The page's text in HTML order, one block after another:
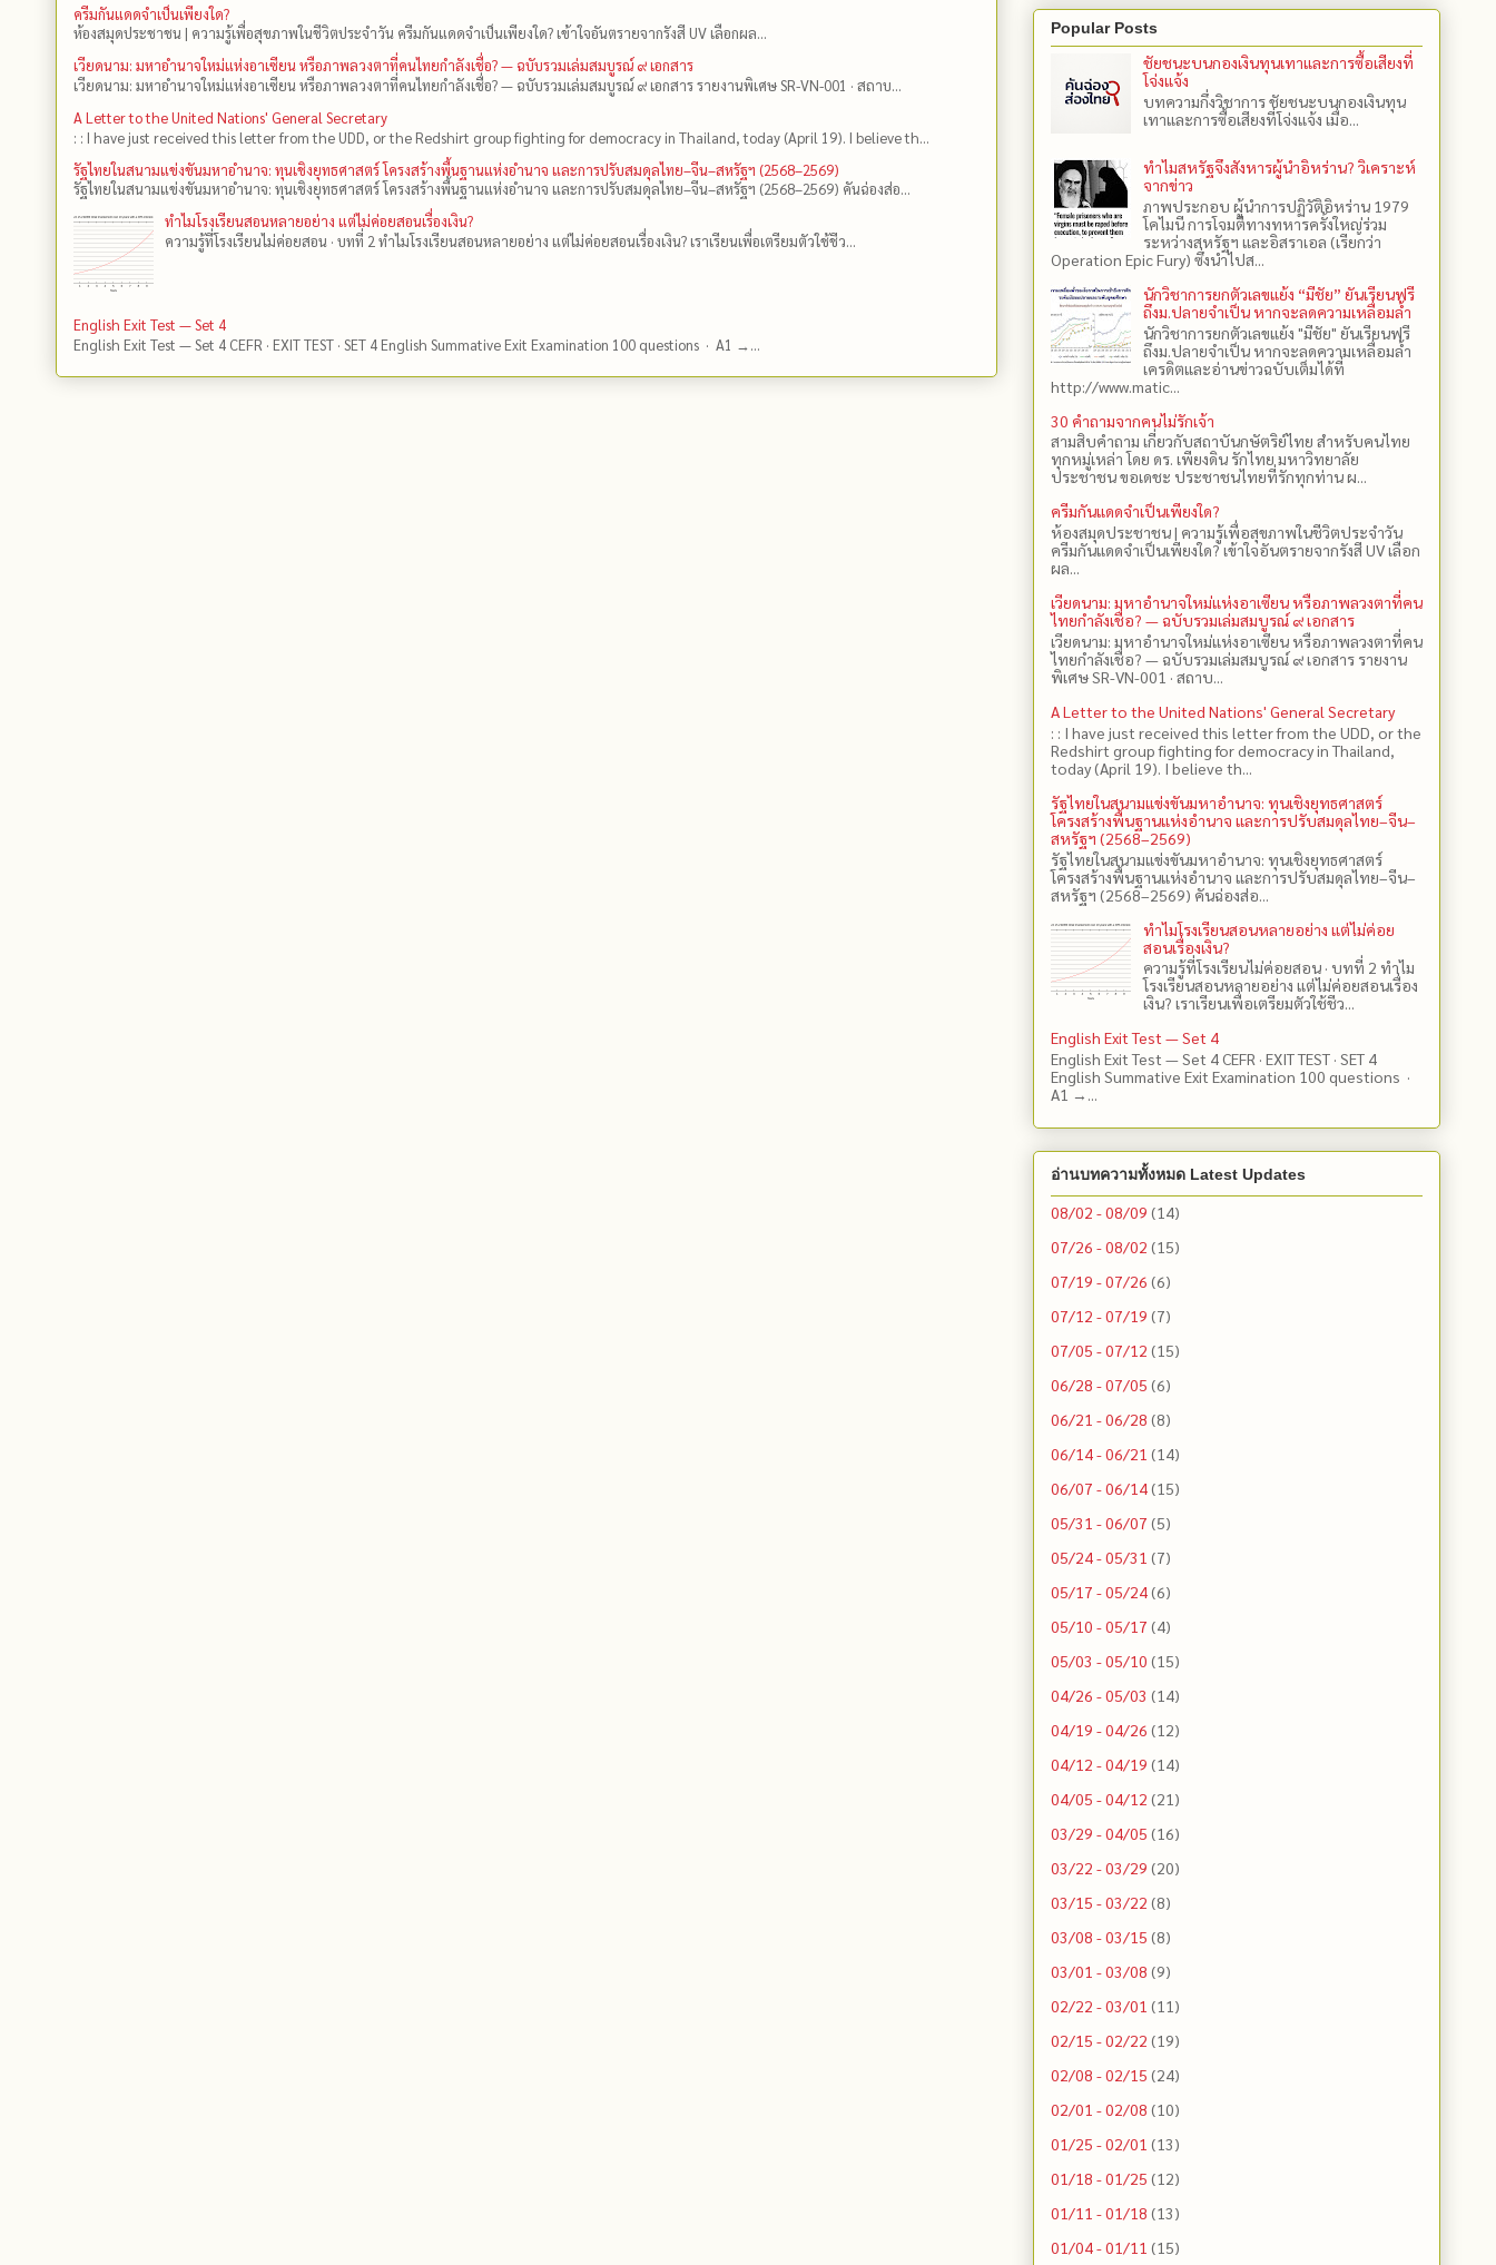
ครีมกันแดดจำเป็นเพียงใด?
ห้องสมุดประชาชน | ความรู้เพื่อสุขภาพในชีวิตประจำวัน ครีมกันแดดจำเป็นเพียงใด? เข้าใจอันตรายจากรังสี UV เลือกผล...
เวียดนาม: มหาอำนาจใหม่แห่งอาเซียน หรือภาพลวงตาที่คนไทยกำลังเชื่อ? — ฉบับรวมเล่มสมบูรณ์ ๙ เอกสาร
เวียดนาม: มหาอำนาจใหม่แห่งอาเซียน หรือภาพลวงตาที่คนไทยกำลังเชื่อ? — ฉบับรวมเล่มสมบูรณ์ ๙ เอกสาร รายงานพิเศษ SR-VN-001 · สถาบ...
A Letter to the United Nations' General Secretary
: : I have just received this letter from the UDD, or the Redshirt group fighting for democracy in Thailand, today (April 19). I believe th...
รัฐไทยในสนามแข่งขันมหาอำนาจ: ทุนเชิงยุทธศาสตร์ โครงสร้างพื้นฐานแห่งอำนาจ และการปรับสมดุลไทย–จีน–สหรัฐฯ (2568–2569)
รัฐไทยในสนามแข่งขันมหาอำนาจ: ทุนเชิงยุทธศาสตร์ โครงสร้างพื้นฐานแห่งอำนาจ และการปรับสมดุลไทย–จีน–สหรัฐฯ (2568–2569) คันฉ่องส่อ...
ทำไมโรงเรียนสอนหลายอย่าง แต่ไม่ค่อยสอนเรื่องเงิน?
ความรู้ที่โรงเรียนไม่ค่อยสอน · บทที่ 2 ทำไมโรงเรียนสอนหลายอย่าง แต่ไม่ค่อยสอนเรื่องเงิน? เราเรียนเพื่อเตรียมตัวใช้ชีว...
English Exit Test — Set 4
English Exit Test — Set 4 CEFR · EXIT TEST · SET 4 English Summative Exit Examination 100 questions · A1 →...
Popular Posts
ชัยชนะบนกองเงินทุนเทาและการซื้อเสียงที่
โจ่งแจ้ง
บทความกึ่งวิชาการ ชัยชนะบนกองเงินทุน
เทาและการซื้อเสียงที่โจ่งแจ้ง เมื่อ...
ทำไมสหรัฐจึงสังหารผู้นำอิหร่าน? วิเคราะห์
จากข่าว
ภาพประกอบ ผู้นำการปฏิวัติอิหร่าน 1979
โคไมนี การโจมตีทางทหารครั้งใหญ่ร่วม
ระหว่างสหรัฐฯ และอิสราเอล (เรียกว่า
Operation Epic Fury) ซึ่งนำไปส...
นักวิชาการยกตัวเลขแย้ง “มีชัย” ยันเรียนฟรี
ถึงม.ปลายจำเป็น หากจะลดความเหลื่อมล้ำ
นักวิชาการยกตัวเลขแย้ง "มีชัย" ยันเรียนฟรี
ถึงม.ปลายจำเป็น หากจะลดความเหลื่อมล้ำ
เครดิตและอ่านข่าวฉบับเต็มได้ที่
http://www.matic...
30 คำถามจากคนไม่รักเจ้า
สามสิบคำถาม เกี่ยวกับสถาบันกษัตริย์ไทย สำหรับคนไทย
ทุกหมู่เหล่า โดย ดร.​ เพียงดิน รักไทย มหาวิทยาลัย
ประชาชน ขอเดชะ ประชาชนไทยที่รักทุกท่าน ผ...
ครีมกันแดดจำเป็นเพียงใด?
ห้องสมุดประชาชน | ความรู้เพื่อสุขภาพในชีวิตประจำวัน
ครีมกันแดดจำเป็นเพียงใด? เข้าใจอันตรายจากรังสี UV เลือก
ผล...
เวียดนาม: มหาอำนาจใหม่แห่งอาเซียน หรือภาพลวงตาที่คน
ไทยกำลังเชื่อ? — ฉบับรวมเล่มสมบูรณ์ ๙ เอกสาร
เวียดนาม: มหาอำนาจใหม่แห่งอาเซียน หรือภาพลวงตาที่คน
ไทยกำลังเชื่อ? — ฉบับรวมเล่มสมบูรณ์ ๙ เอกสาร รายงาน
พิเศษ SR-VN-001 · สถาบ...
A Letter to the United Nations' General Secretary
: : I have just received this letter from the UDD, or the
Redshirt group fighting for democracy in Thailand,
today (April 19). I believe th...
รัฐไทยในสนามแข่งขันมหาอำนาจ: ทุนเชิงยุทธศาสตร์
โครงสร้างพื้นฐานแห่งอำนาจ และการปรับสมดุลไทย–จีน–
สหรัฐฯ (2568–2569)
รัฐไทยในสนามแข่งขันมหาอำนาจ: ทุนเชิงยุทธศาสตร์
โครงสร้างพื้นฐานแห่งอำนาจ และการปรับสมดุลไทย–จีน–
สหรัฐฯ (2568–2569) คันฉ่องส่อ...
ทำไมโรงเรียนสอนหลายอย่าง แต่ไม่ค่อย
สอนเรื่องเงิน?
ความรู้ที่โรงเรียนไม่ค่อยสอน · บทที่ 2 ทำไม
โรงเรียนสอนหลายอย่าง แต่ไม่ค่อยสอนเรื่อง
เงิน? เราเรียนเพื่อเตรียมตัวใช้ชีว...
English Exit Test — Set 4
English Exit Test — Set 4 CEFR · EXIT TEST · SET 4
English Summative Exit Examination 100 questions ·
A1 →...
อ่านบทความทั้งหมด Latest Updates
08/02 - 08/09 (14)
07/26 - 08/02 (15)
07/19 - 07/26 (6)
07/12 - 07/19 (7)
07/05 - 07/12 (15)
06/28 - 07/05 (6)
06/21 - 06/28 (8)
06/14 - 06/21 (14)
06/07 - 06/14(15)
05/31 - 06/07 (5)
05/24 - 05/31 (7)
05/17 - 05/24(6)
05/10 - 05/17 (4)
05/03 - 05/10 (15)
04/26 - 05/03 (14)
04/19 - 04/26 (12)
04/12 - 04/19 (14)
04/05 - 04/12 (21)
03/29 - 04/05 (16)
03/22 - 03/29 (20)
03/15 - 03/22 (8)
03/08 - 03/15 (8)
03/01 - 03/08 (9)
02/22 - 03/01 (11)
02/15 - 02/22 (19)
02/08 - 02/15 (24)
02/01 - 02/08 (10)
01/25 - 02/01 (13)
01/18 - 01/25 (12)
01/11 - 01/18 (13)
01/04 - 01/11 (15)